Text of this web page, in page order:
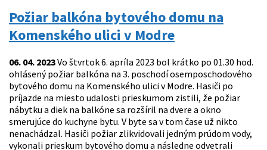
Požiar balkóna bytového domu na
Komenského ulici v Modre
06. 04. 2023Vo štvrtok 6. apríla 2023 bol krátko po 01.30 hod.
ohlásený požiar balkóna na 3. poschodí osemposchodového
bytového domu na Komenského ulici v Modre. Hasiči po
príjazde na miesto udalosti prieskumom zistili, že požiar
nábytku a diek na balkóne sa rozšíril na dvere a okno
smerujúce do kuchyne bytu. V byte sa v tom čase už nikto
nenachádzal. Hasiči požiar zlikvidovali jedným prúdom vody,
vykonali prieskum bytového domu a následne odvetrali